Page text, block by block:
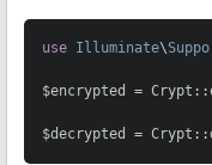
use Illuminate\
$encrypted =
$decrypted =